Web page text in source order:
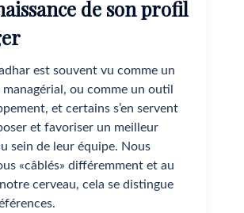
de son profil
est souvent vu comme un
ou comme un outil
et certains s’en servent
et favoriser un meilleur
sein de leur équipe. Nous
«câblés» différemment et au
cerveau, cela se distingue